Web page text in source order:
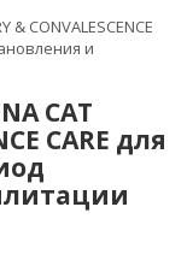
& CONVALESCENCE
и
CAT
CARE для